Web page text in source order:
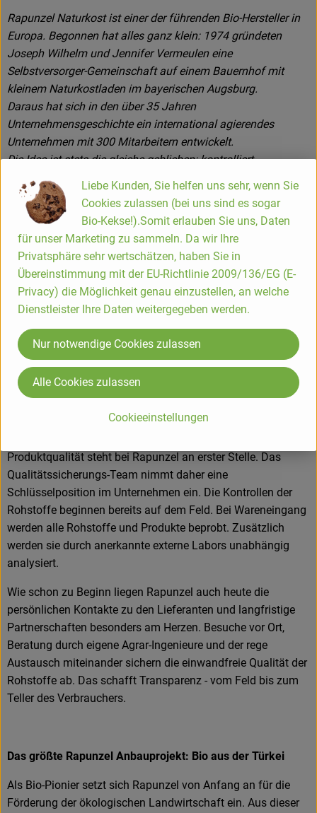
Rapunzel Naturkost ist einer der führenden Bio-Hersteller in
Europa. Begonnen hat alles ganz klein: 1974 gründeten
Joseph Wilhelm und Jennifer Vermeulen eine
Selbstversorger-Gemeinschaft auf einem Bauernhof mit
kleinem Naturkostladen im bayerischen Augsburg.
Daraus hat sich in den über 35 Jahren
Unternehmensgeschichte ein international agierendes
Unternehmen mit 300 Mitarbeitern entwickelt.
Die Idee ist stets die gleiche geblieben: kontrolliert
biologische, naturbelassene und vegetarische Lebensmittel
herzustellen.
Das Rapunzel Produktsortiment
Die Rapunzel Produkte der ersten Stunde waren Nussmuse,
Trockenfrüchte und Müsli. Inzwischen umfasst das
Sortiment ca. 550 Produkte. Zusätzlich zählen heute
Erzeugnisse wie Teigwaren, Speiseöle, Schokoladen und
Kaffee zum Kernsortiment. Die Hälfte dieser Produkte wird in
Legau im Allgäu hergestellt oder verarbeitet.
Produktqualität steht bei Rapunzel an erster Stelle. Das
Qualitätssicherungs-Team nimmt daher eine
Schlüsselposition im Unternehmen ein. Die Kontrollen der
Rohstoffe beginnen bereits auf dem Feld. Bei Wareneingang
werden alle Rohstoffe und Produkte beprobt. Zusätzlich
werden sie durch anerkannte externe Labors unabhängig
analysiert.
Wie schon zu Beginn liegen Rapunzel auch heute die
persönlichen Kontakte zu den Lieferanten und langfristige
Partnerschaften besonders am Herzen. Besuche vor Ort,
Beratung durch eigene Agrar-Ingenieure und der rege
Austausch miteinander sichern die einwandfreie Qualität der
Rohstoffe ab. Das schafft Transparenz - vom Feld bis zum
Teller des Verbrauchers.
Das größte Rapunzel Anbauprojekt: Bio aus der Türkei
Als Bio-Pionier setzt sich Rapunzel von Anfang an für die
Förderung der ökologischen Landwirtschaft ein. Aus dieser
Liebe Kunden, Sie helfen uns sehr, wenn Sie
Cookies zulassen (bei uns sind es sogar
Bio-Kekse!).Somit erlauben Sie uns, Daten
für unser Marketing zu sammeln. Da wir Ihre
Privatsphäre sehr wertschätzen, haben Sie in
Übereinstimmung mit der EU-Richtlinie 2009/136/EG (E-
Privacy) die Möglichkeit genau einzustellen, an welche
Dienstleister Ihre Daten weitergegeben werden.
Cookieeinstellungen
Nur notwendige Cookies zulassen
Alle Cookies zulassen